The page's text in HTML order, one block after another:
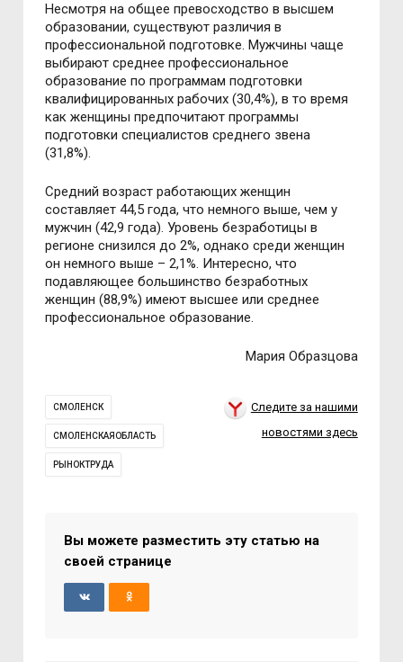
Несмотря на общее превосходство в высшем
образовании, существуют различия в
профессиональной подготовке. Мужчины чаще
выбирают среднее профессиональное
образование по программам подготовки
квалифицированных рабочих (30,4%), в то время
как женщины предпочитают программы
подготовки специалистов среднего звена
(31,8%).
Средний возраст работающих женщин
составляет 44,5 года, что немного выше, чем у
мужчин (42,9 года). Уровень безработицы в
регионе снизился до 2%, однако среди женщин
он немного выше – 2,1%. Интересно, что
подавляющее большинство безработных
женщин (88,9%) имеют высшее или среднее
профессиональное образование.
Мария Образцова
СМОЛЕНСК
СМОЛЕНСКАЯОБЛАСТЬ
РЫНОКТРУДА
Следите за нашими
новостями здесь
Вы можете разместить эту статью на
своей странице